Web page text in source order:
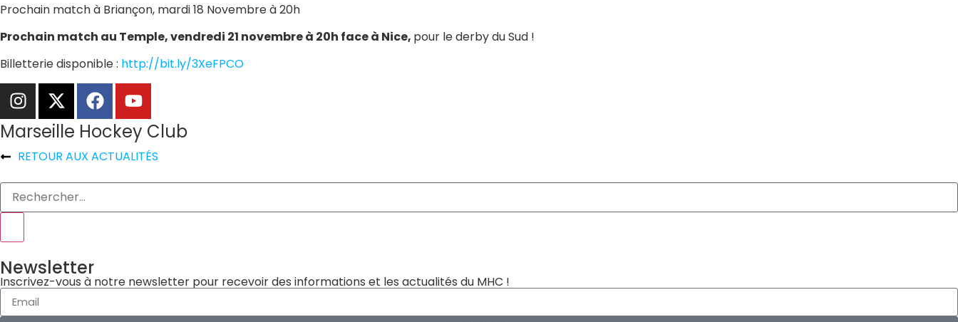
Prochain match à Briançon, mardi 18 Novembre à 20h
Prochain match au Temple, vendredi 21 novembre à 20h face à Nice, pour le derby du Sud !
Billetterie disponible : http://bit.ly/3XeFPCO
Marseille Hockey Club
RETOUR AUX ACTUALITÉS
Newsletter
Inscrivez-vous à notre newsletter pour recevoir des informations et les actualités du MHC !